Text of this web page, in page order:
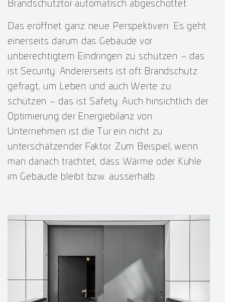
Brandschutztor automatisch abgeschottet.
Das eröffnet ganz neue Perspektiven: Es geht
einerseits darum das Gebäude vor
unberechtigtem Eindringen zu schützen – das
ist Security. Andererseits ist oft Brandschutz
gefragt, um Leben und auch Werte zu
schützen – das ist Safety. Auch hinsichtlich der
Optimierung der Energiebilanz von
Unternehmen ist die Tür ein nicht zu
unterschätzender Faktor. Zum Beispiel, wenn
man danach trachtet, dass Wärme oder Kühle
im Gebäude bleibt bzw. ausserhalb.